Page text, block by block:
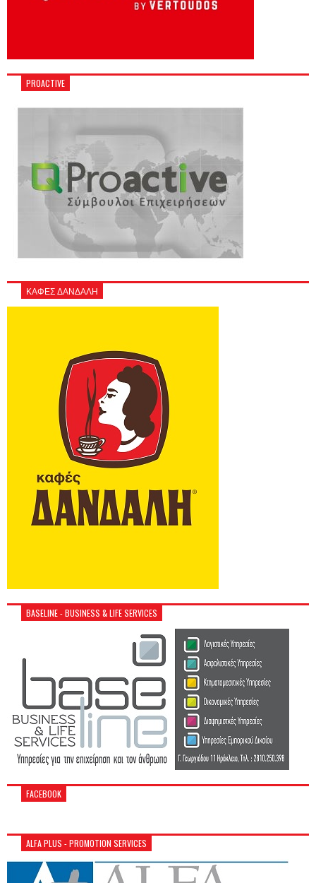
PROACTIVE
ΚΑΦΕΣ ΔΑΝΔΑΛΗ
BASELINE - BUSINESS & LIFE SERVICES
FACEBOOK
ALFA PLUS - PROMOTION SERVICES